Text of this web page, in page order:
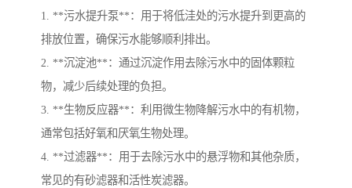
1. **污水提升泵**：用于将低洼处的污水提升到更高的
排放位置，确保污水能够顺利排出。
2. **沉淀池**：通过沉淀作用去除污水中的固体颗粒
物，减少后续处理的负担。
3. **生物反应器**：利用微生物降解污水中的有机物，
通常包括好氧和厌氧生物处理。
4. **过滤器**：用于去除污水中的悬浮物和其他杂质，
常见的有砂滤器和活性炭滤器。